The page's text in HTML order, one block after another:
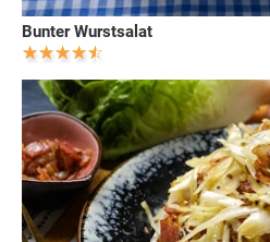
Bunter Wurstsalat